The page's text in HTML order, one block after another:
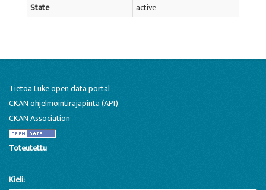
State
active
Tietoa Luke open data portal
CKAN ohjelmointirajapinta (API)
CKAN Association
Toteutettu
Kieli